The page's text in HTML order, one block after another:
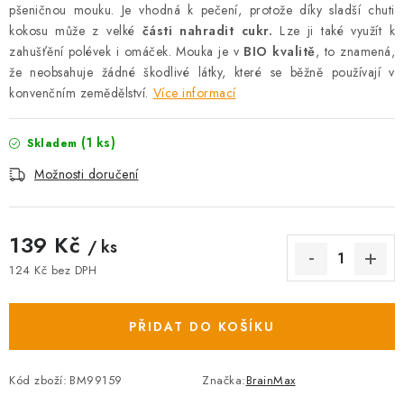
pšeničnou mouku. Je vhodná k pečení, protože díky sladší chuti
kokosu může z velké části nahradit cukr. Lze ji také využít k
zahušťění polévek i omáček. Mouka je v BIO kvalitě, to znamená,
že neobsahuje žádné škodlivé látky, které se běžně používají v
konvenčním zemědělství. Více informací
Skladem (1 ks)
Možnosti doručení
139 Kč / ks
124 Kč bez DPH
PŘIDAT DO KOŠÍKU
Kód zboží: BM99159 Značka:BrainMax